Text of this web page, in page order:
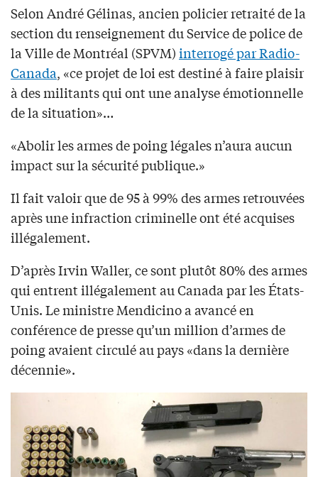
Selon André Gélinas, ancien policier retraité de la
section du renseignement du Service de police de
la Ville de Montréal (SPVM)interrogé par Radio-
Canada, «ce projet de loi est destiné à faire plaisir
à des militants qui ont une analyse émotionnelle
de la situation»…
«Abolir les armes de poing légales n’aura aucun
impact sur la sécurité publique.»
Il fait valoir que de 95 à 99% des armes retrouvées
après une infraction criminelle ont été acquises
illégalement.
D’après Irvin Waller, ce sont plutôt 80% des armes
qui entrent illégalement au Canada par les États-
Unis. Le ministre Mendicino a avancé en
conférence de presse qu’un million d’armes de
poing avaient circulé au pays «dans la dernière
décennie».